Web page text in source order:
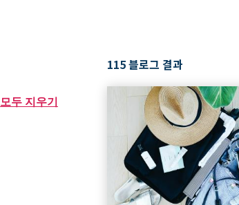
모두 지우기
115 블로그 결과